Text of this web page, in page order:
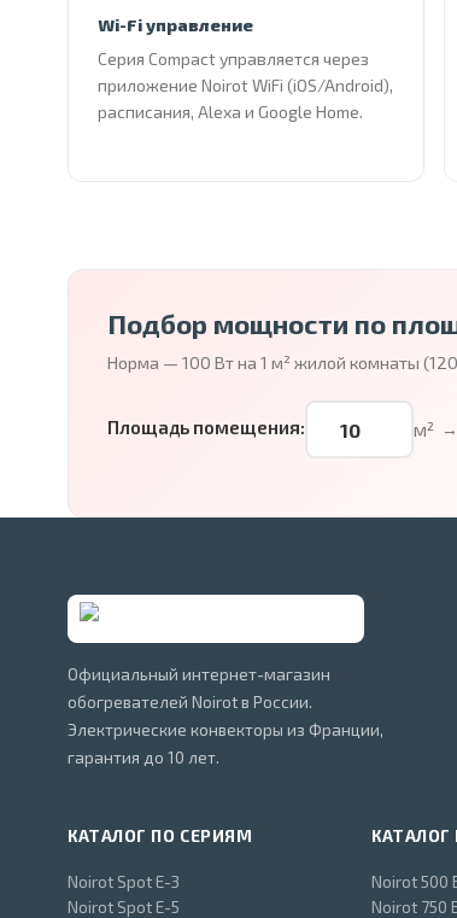
Wi-Fi управление
Серия Compact управляется через
приложение Noirot WiFi (iOS/Android),
расписания, Alexa и Google Home.
Подбор мощности по
Норма — 100 Вт на 1 м² жилой комнаты
Площадь помещения: м² →
Официальный интернет-магазин
обогревателей Noirot в России.
Электрические конвекторы из Франции,
гарантия до 10 лет.
КАТАЛОГ ПО СЕРИЯМ
Noirot Spot E-3
Noirot Spot E-5
Noirot 500
Noirot 750